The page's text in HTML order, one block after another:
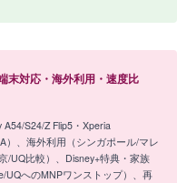
末対応・海外利用・速度比
S24/Z Flip5・Xperia
）、海外利用（シンガポール/マレ
/UQ比較）、Disney+特典・家族
UQへのMNPワンストップ）、再